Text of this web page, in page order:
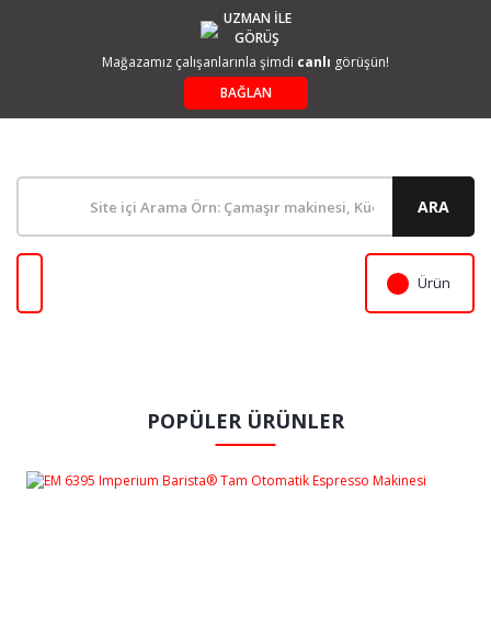
UZMAN İLE
GÖRÜŞ
Mağazamız çalışanlarınla şimdi canlı görüşün!
BAĞLAN
ARA
Ürün
POPÜLER ÜRÜNLER